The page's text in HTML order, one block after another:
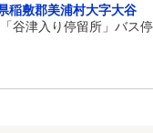
稲敷郡美浦村大字大谷
谷津入り停留所」バス